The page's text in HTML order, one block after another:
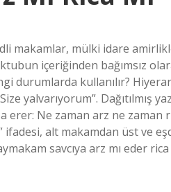
makamlar, mülki idare
içeriğinden bağımsız
durumlarda kullanılır?
yalvarıyorum”. Dağıtılmış
erer: Ne zaman arz ne zaman
ifadesi, alt makamdan üst ve
savcıya arz mı eder rica